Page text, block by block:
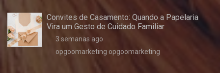
Convites de Casamento: Quando a Papelaria
Vira um Gesto de Cuidado Familiar
3 semanas ago
opgoomarketing opgoomarketing